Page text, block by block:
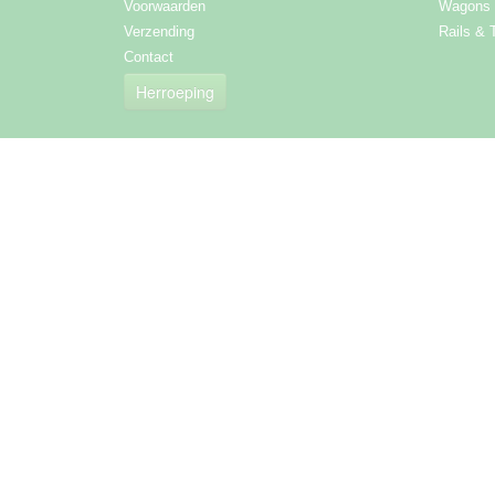
Voorwaarden
Verzending
Contact
Herroeping
Wagons
Rails &